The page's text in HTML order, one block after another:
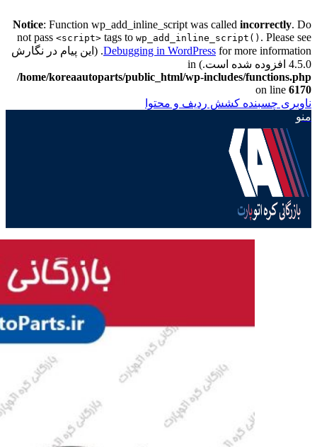
Notice: Function wp_add_inline_script was called incorrectly. Do
not pass <script> tags to wp_add_inline_script() . Please see
Debugging in WordPressfor more information. (این پیام در نگارش
4.5.0 افزوده شده است.) in
/home/koreaautoparts/public_html/wp-includes/functions.php
on line 6170
ناوبری چسبنده کشش ردیف و محتوا
منو